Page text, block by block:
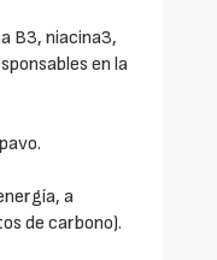
B3, niacina3,
en la
a
de carbono).